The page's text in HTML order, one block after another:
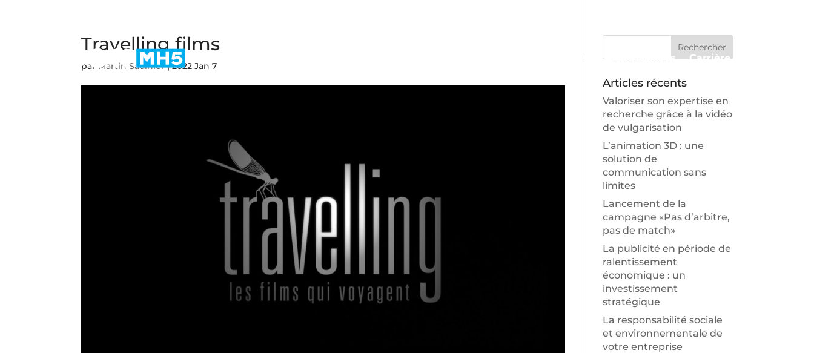
Approche Publications Carrière
Travelling films
par Martin Saulnier|2022 Jan 7
Articles récents
Valoriser son expertise en
recherche grâce à la vidéo
de vulgarisation
L’animation 3D : une
solution de
communication sans
limites
Lancement de la
campagne «Pas d’arbitre,
pas de match»
La publicité en période de
ralentissement
économique : un
investissement
stratégique
La responsabilité sociale
et environnementale de
votre entreprise